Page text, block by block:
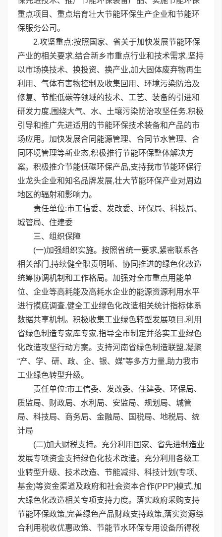
重点项目、重点培育壮大节能环保生产企业和节能环
保服务公司。
2.攻坚重点:按照国家、省关于加快发展节能环保
产业的相关要求,结合新乡市重点行业和技术需求,坚持
以市场换技术、换投资、换产业,加大固体废弃物再生
利用、气体有害物控制及收集回用、环境污染防治及
修复、节能低碳等领域的技术、工艺、装备的引进和
研发力度,围绕大气、水、土壤污染防治攻坚任务,积极
引导和推广先进适用的节能环保技术装备和产品的市
场应用。加快发展合同能源管理、合同节水管理、合
同环境管理等新业态,积极推行节能环保整体解决方
案。积极推介节能低碳环保产品,支持我市节能环保行
业龙头企业和知名品牌发展,壮大节能环保产业对周边
地区的辐射和影响力。
责任单位:市工信委、发改委、环保局、科技局、
城管局、住建委
三、组织保障
(一)加强组织实施。按照省统一要求,紧密联系各
相关部门,持续健全职责明晰、协同推进的绿色化改造
统筹协调机制和工作格局。加强对全市重点用能单
位、企业等高耗能及高耗水企业的能源资源利用水平
进行摸底调查,健全工业绿色化改造相关统计指标体系
数据共享机制。积极收集工业绿色转型发展项目,利用
省绿色制造专家库专家,指导全市制定并落实工业绿色
化改造攻坚行动方案。支持河南省绿色制造联盟,凝聚
“产、学、研、政、企、银、媒”等多方力量,助力我市
工业绿色转型升级。
责任单位:市工信委、发改委、住建委、环保局、
质监局、财政局、水利局、安监局、规划局、城管
局、科技局、商务局、金融局、国税局、地税局、统
计局
(二)加大财税支持。充分利用国家、省先进制造业
发展专项资金支持绿色化技术改造。充分利用各级工
业转型升级、技术改造、节能减排、科技计划(专项、
基金)等资金渠道及政府和社会资本合作(PPP)模式,加
大绿色化改造相关专项支持力度。落实政府采购支持
节能环保政策,完善绿色产品财政支持政策,落实资源综
合利用税收优惠政策、节能节水环保专用设备所得税